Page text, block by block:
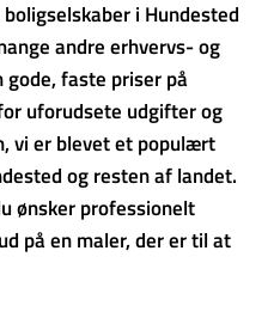
i Hundested
andre erhvervs- og
gode, faste priser på
uforudsete udgifter og
vi er blevet et populært
og resten af landet.
ønsker professionelt
på en maler, der er til at